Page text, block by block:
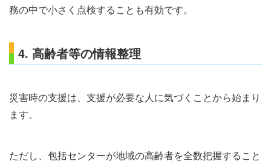
務の中で小さく点検することも有効です。
4. 高齢者等の情報整理
災害時の支援は、支援が必要な人に気づくことから始まり
ます。
ただし、包括センターが地域の高齢者を全数把握すること